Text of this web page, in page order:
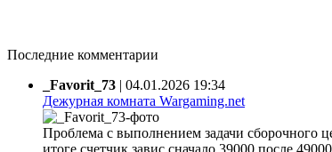
Последние комментарии
_Favorit_73 | 04.01.2026 19:34
Дежурная комната Wargaming.net
Проблема с выполнением задачи сборочного
итоге счетчик завис сначало 39000 после